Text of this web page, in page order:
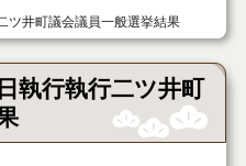
ツ井町議会議員一般選挙結果
執行執行二ツ井町